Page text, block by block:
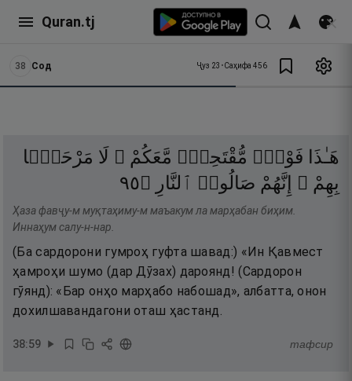
Quran.tj
38 Сод Ҷуз 23 •Саҳифа 456
هَـٰذَا فَوْجٌۭ مُّقْتَحِمٌۭ مَّعَكُمْ ۖ لَا مَرْحَبًۢا
بِهِمْ ۚ إِنَّهُمْ صَالُوا۟ ٱلنَّارِ ۝٥٩
Ҳаза фавҷу-м муқтаҳиму-м маъакум ла марҳабан биҳим.
Иннаҳум салу-н-нар.
(Ба сардорони гумроҳ гуфта шавад:) «Ин Қавмест
ҳамроҳи шумо (дар Дӯзах) дароянд! (Сардорон
гӯянд): «Бар онҳо марҳабо набошад», албатта, онон
дохилшавандагони оташ ҳастанд.
38:59 тафсир